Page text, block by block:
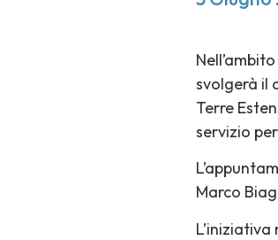
svolgerà il
Terre
servizio
Marco